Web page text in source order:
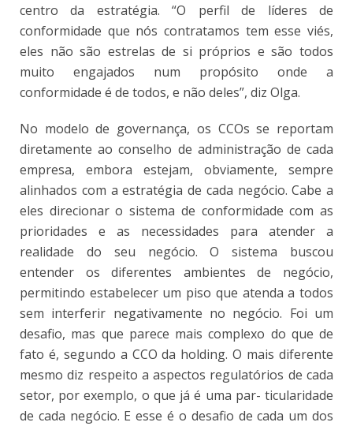
centro da estratégia. “O perfil de líderes de
conformidade que nós contratamos tem esse viés,
eles não são estrelas de si próprios e são todos
muito engajados num propósito onde a
conformidade é de todos, e não deles”, diz Olga.
No modelo de governança, os CCOs se reportam
diretamente ao conselho de administração de cada
empresa, embora estejam, obviamente, sempre
alinhados com a estratégia de cada negócio. Cabe a
eles direcionar o sistema de conformidade com as
prioridades e as necessidades para atender a
realidade do seu negócio. O sistema buscou
entender os diferentes ambientes de negócio,
permitindo estabelecer um piso que atenda a todos
sem interferir negativamente no negócio. Foi um
desafio, mas que parece mais complexo do que de
fato é, segundo a CCO da holding. O mais diferente
mesmo diz respeito a aspectos regulatórios de cada
setor, por exemplo, o que já é uma par- ticularidade
de cada negócio. E esse é o desafio de cada um dos